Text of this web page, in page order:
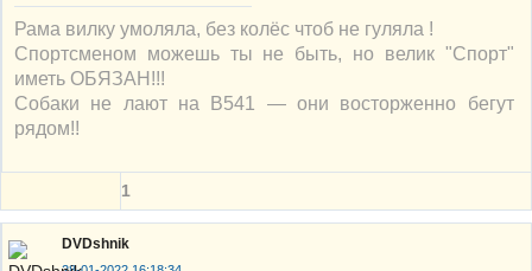
Рама вилку умоляла, без колёс чтоб не гуляла !
Спортсменом можешь ты не быть, но велик "Спорт"
иметь ОБЯЗАН!!!
Собаки не лают на В541 — они восторженно бегут
рядом!!
1
DVDshnik